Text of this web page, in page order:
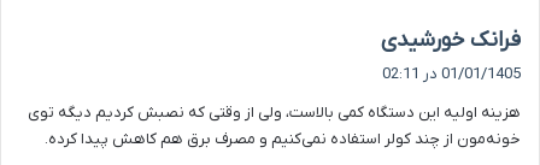
فرانک خورشیدی
:
01/01/1405 در 02:11
هزینه اولیه این دستگاه کمی بالاست، ولی از وقتی که نصبش کردیم دیگه توی
خونه‌مون از چند کولر استفاده نمی‌کنیم و مصرف برق هم کاهش پیدا کرده.